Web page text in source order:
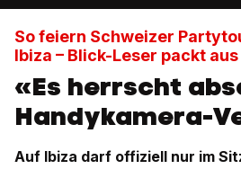
So feiern Schweizer
Ibiza – Blick-Leser packt aus
«Es herrscht
Handykamera-
Auf Ibiza darf offiziell nur im